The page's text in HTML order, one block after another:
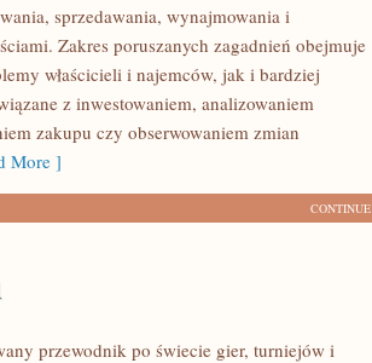
sprzedawania, wynajmowania i
Zakres poruszanych zagadnień obejmuje
właścicieli i najemców, jak i bardziej
z inwestowaniem, analizowaniem
zakupu czy obserwowaniem zmian
More ]
CONTINUE
przewodnik po świecie gier, turniejów i